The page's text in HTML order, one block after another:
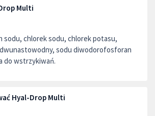
Multi
sodu, chlorek sodu, chlorek potasu,
sodu diwodorofosforan
do wstrzykiwań.
Hyal-Drop Multi